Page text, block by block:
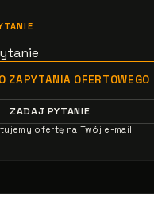
ZAPYTANIA OFERTOWEGO
ZADAJ PYTANIE
ofertę na Twój e-mail